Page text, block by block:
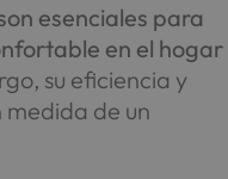
esenciales para
en el hogar
su eficiencia y
de un